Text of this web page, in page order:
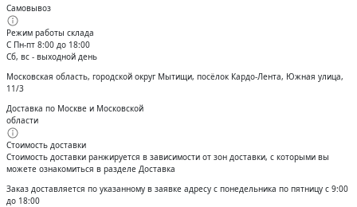
Самовывоз
Режим работы склада
С Пн-пт 8:00 до 18:00
Сб, вс - выходной день
Московская область, городской округ Мытищи, посёлок Кардо-Лента, Южная улица,
11/3
Доставка по Москве и Московской
области
Стоимость доставки
Стоимость доставки ранжируется в зависимости от зон доставки, с которыми вы
можете ознакомиться в разделе Доставка
Заказ доставляется по указанному в заявке адресу с понедельника по пятницу с 9:00
до 18:00